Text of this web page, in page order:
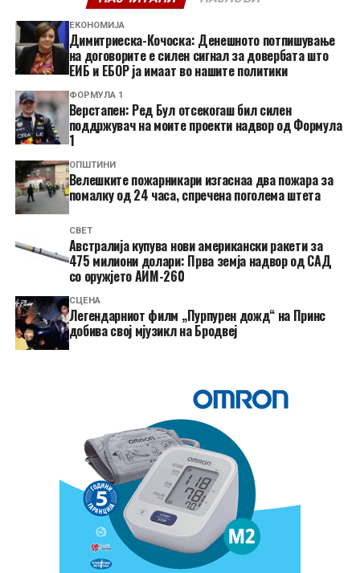
ЕКОНОМИЈА
Димитриеска-Кочоска: Денешното потпишување
на договорите е силен сигнал за довербата што
ЕИБ и ЕБОР ја имаат во нашите политики
ФОРМУЛА 1
Верстапен: Ред Бул отсекогаш бил силен
поддржувач на моите проекти надвор од Формула
1
ОПШТИНИ
Велешките пожарникари изгаснаа два пожара за
помалку од 24 часа, спречена поголема штета
СВЕТ
Австралија купува нови американски ракети за
475 милиони долари: Прва земја надвор од САД
со оружјето АИМ-260
СЦЕНА
Легендарниот филм „Пурпурен дожд“ на Принс
добива свој мјузикл на Бродвеј